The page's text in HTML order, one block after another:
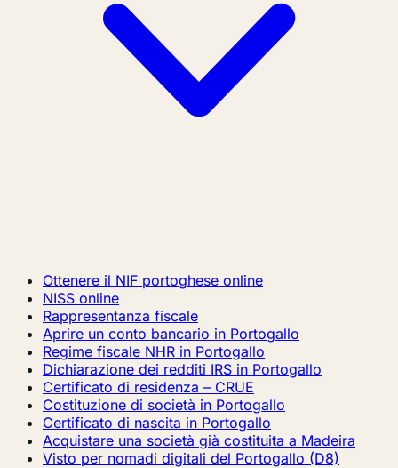
Ottenere il NIF portoghese online
NISS online
Rappresentanza fiscale
Aprire un conto bancario in Portogallo
Regime fiscale NHR in Portogallo
Dichiarazione dei redditi IRS in Portogallo
Certificato di residenza – CRUE
Costituzione di società in Portogallo
Certificato di nascita in Portogallo
Acquistare una società già costituita a Madeira
Visto per nomadi digitali del Portogallo (D8)